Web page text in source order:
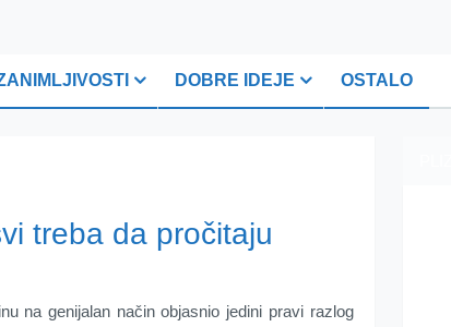
DOBRE IDEJE OSTALO
treba da pročitaju
na genijalan način objasnio jedini pravi razlog